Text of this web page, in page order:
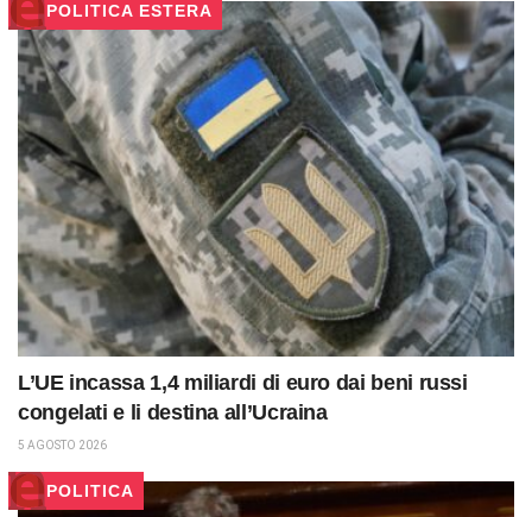
POLITICA ESTERA
L’UE incassa 1,4 miliardi di euro dai beni russi
congelati e li destina all’Ucraina
5 AGOSTO 2026
POLITICA